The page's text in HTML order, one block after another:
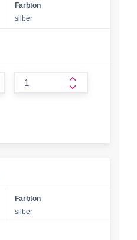
Farbton
silber
form.increase-
Farbton
silber